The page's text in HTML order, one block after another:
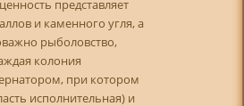
представляет
и каменного угля, а
рыболовство,
колония
при котором
исполнительная) и